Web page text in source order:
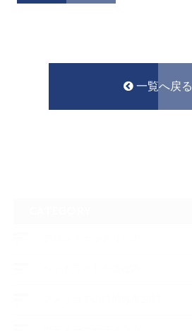
一覧へ戻る